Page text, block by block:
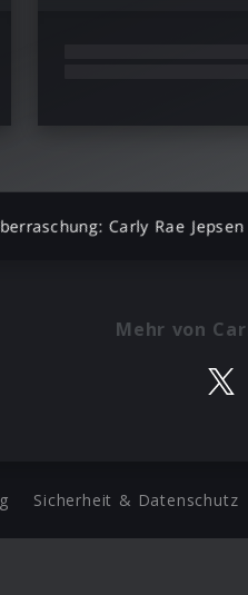
Carly Rae
Mehr von
Sicherheit & Datenschutz